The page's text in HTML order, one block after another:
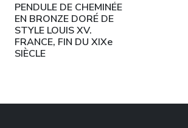
PENDULE DE CHEMINÉE
EN BRONZE DORÉ DE
STYLE LOUIS XV.
FRANCE, FIN DU XIXe
SIÈCLE